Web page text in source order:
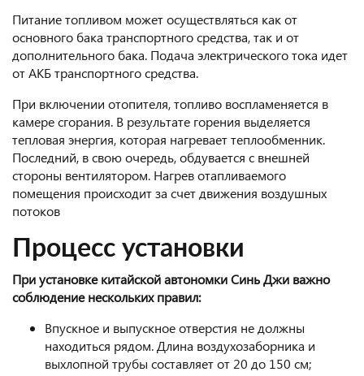
Питание топливом может осуществляться как от
основного бака транспортного средства, так и от
дополнительного бака. Подача электрического тока идет
от АКБ транспортного средства.
При включении отопителя, топливо воспламеняется в
камере сгорания. В результате горения выделяется
тепловая энергия, которая нагревает теплообменник.
Последний, в свою очередь, обдувается с внешней
стороны вентилятором. Нагрев отапливаемого
помещения происходит за счет движения воздушных
потоков
Процесс установки
При установке китайской автономки Синь Джи важно
соблюдение нескольких правил:
Впускное и выпускное отверстия не должны
находиться рядом. Длина воздухозаборника и
выхлопной трубы составляет от 20 до 150 см;